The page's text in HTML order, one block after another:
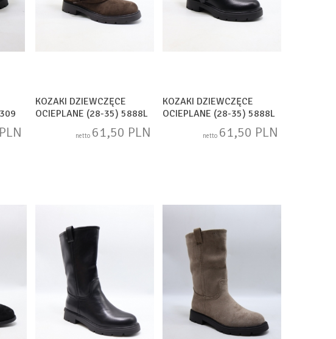
KOZAKI DZIEWCZĘCE
OCIEPLANE (28-35) 5888L
netto 61,50 PLN
KOZAKI DZIEWCZĘCE
OCIEPLANE (28-35) 5888L
netto 61,50 PLN